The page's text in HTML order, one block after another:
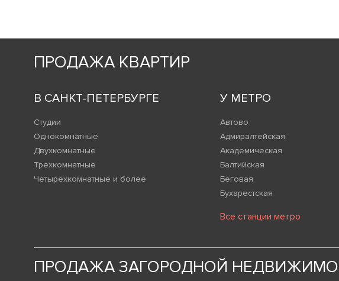
ПРОДАЖА КВАРТИР
В САНКТ-ПЕТЕРБУРГЕ
Студии
Однокомнатные
Двухкомнатные
Трехкомнатные
Четырехкомнатные и более
У МЕТРО
Автово
Адмиралтейская
Академическая
Балтийская
Беговая
Бухарестская
Все станции метро
ПРОДАЖА ЗАГОРОДНОЙ